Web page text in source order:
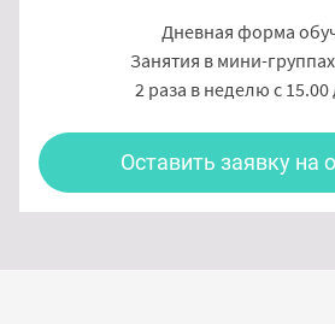
Дневная форма
Занятия в мини-
2 раза в неделю с 15.00
Оставить заявку на